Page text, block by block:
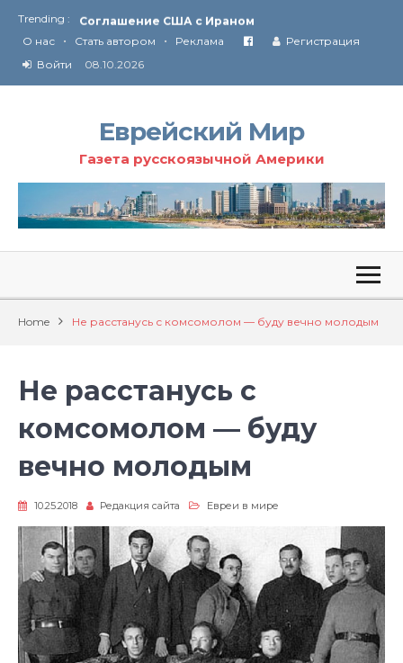
Trending :
Соглашение США с Ираном
Технология Революции в Иране
О нас • Стать автором • Реклама
Регистрация
Войти
08.10.2026
Еврейский Мир
Газета русскоязычной Америки
Home Не расстанусь с комсомолом — буду вечно молодым
Не расстанусь с
комсомолом — буду
вечно молодым
10.25.2018 Редакция сайта Евреи в мире